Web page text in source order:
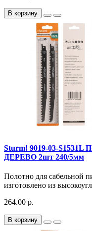
В корзину
Sturm! 9019-03-S1531L
ДЕРЕВО 2шт 240/5мм
Полотно для сабельной
изготовлено из
264.00 р.
В корзину